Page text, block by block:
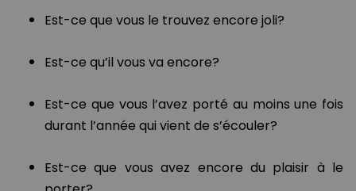
Est-ce que vous le trouvez encore joli?
Est-ce qu’il vous va encore?
Est-ce que vous l’avez porté au moins une fois
durant l’année qui vient de s’écouler?
Est-ce que vous avez encore du plaisir à le